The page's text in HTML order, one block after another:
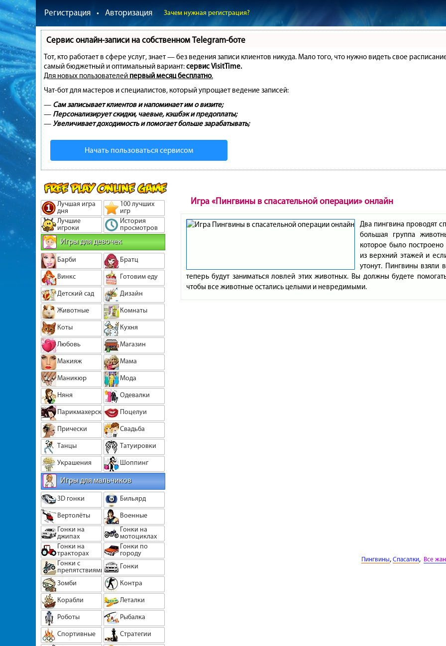
Регистрация • Авторизация Зачем нужная регистрация?
Сервис онлайн-записи на собственном Telegram-боте
Тот, кто работает в сфере услуг, знает — без ведения записи клиентов никуда. Мало того, что нужно видеть свое
самый бюджетный и оптимальный вариант:сервис VisitTime.
Для новых пользователей первый месяц бесплатно.
Чат-бот для мастеров и специалистов, который упрощает ведение записей:
— Сам записывает клиентов и напоминает им о визите;
— Персонализирует скидки, чаевые, кэшбэк и предоплаты;
—Увеличивает доходимость и помогает больше зарабатывать;
Начать пользоваться сервисом
Лучшая игра
дня
100 лучших
игр
Лучшие
игроки
История
просмотров
Игры для девочек
Барби
Братц
Винкс
Готовим еду
Детский сад
Дизайн
Животные
Комнаты
Коты
Кухня
Любовь
Магазин
Макияж
Мама
Маникюр
Мода
Няня
Одевалки
Парикмахерская
Поцелуи
Прически
Свадьба
Танцы
Татуировки
Украшения
Шоппинг
Игры для мальчиков
3D гонки
Бильярд
Вертолёты
Военные
Гонки на
джипах
Гонки на
мотоциклах
Гонки на
тракторах
Гонки по
городу
Гонки с
препятствиями
Гонки
Зомби
Контра
Корабли
Леталки
Роботы
Рыбалка
Спортивные
Стратегии
Игра «Пингвины в спасательной операции» онлайн
Два пингвина проводят
большая группа
которое было
из верхний этажей и
утонут. Пингвины взяли
теперь будут заниматься ловлей этих животных. Вы должны будете
чтобы все животные остались целыми и невредимыми.
Пингвины, Спасалки, Все